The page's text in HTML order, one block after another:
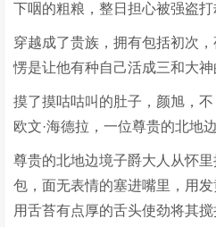
下咽的粗粮，整日担心被强盗打
穿越成了贵族，拥有包括初次
愣是让他有种自己活成三和大神
摸了摸咕咕叫的肚子，颜旭，
欧文·海德拉，一位尊贵的北地
尊贵的北地边境子爵大人从怀
包，面无表情的塞进嘴里，用
用舌苔有点厚的舌头使劲将其